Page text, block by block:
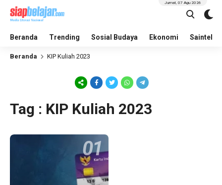
Beranda Trending Sosial Budaya Ekonomi Saintek
Jumat, 07 Agu 2026
Beranda KIP Kuliah 2023
Tag : KIP Kuliah 2023